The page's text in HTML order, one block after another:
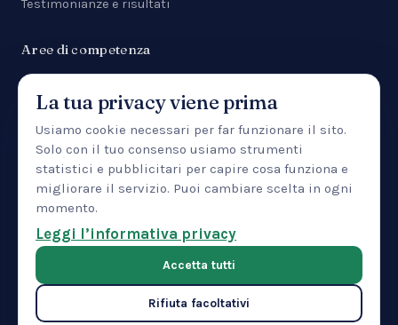
Testimonianze e risultati
Aree di competenza
Tutte le aree
Malattie da zecca
Anemia
Manifestazioni cutanee
Uveite
Insufficienza renale
Patologia epatica
IBD
Pancreatite
© 2026 CTMVET — Training Center LLC · 30 North Gould Street,
La tua privacy viene prima
Usiamo cookie necessari per far funzionare il sito.
Solo con il tuo consenso usiamo strumenti
statistici e pubblicitari per capire cosa funziona e
migliorare il servizio. Puoi cambiare scelta in ogni
momento.
Leggi l’informativa privacy
Accetta tutti
Rifiuta facoltativi